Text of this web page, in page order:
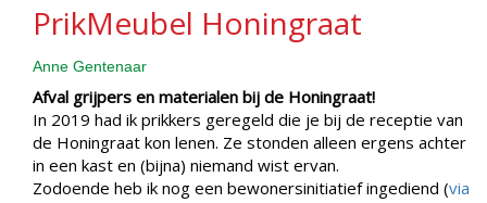
PrikMeubel Honingraat
Anne Gentenaar
Afval grijpers en materialen bij de Honingraat!
In 2019 had ik prikkers geregeld die je bij de receptie van
de Honingraat kon lenen. Ze stonden alleen ergens achter
in een kast en (bijna) niemand wist ervan.
Zodoende heb ik nog een bewonersinitiatief ingediend (via